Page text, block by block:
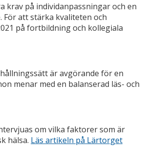
krav på individanpassningar och en
att stärka kvaliteten och
på fortbildning och kollegiala
är avgörande för en
menar med en balanserad läs- och
om vilka faktorer som är
hälsa. Läs artikeln på Lärtorget